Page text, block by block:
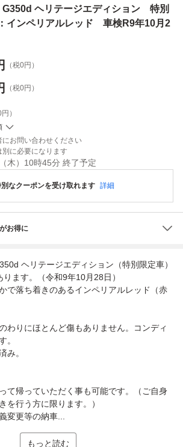
ル－フ/シート
タ－/Bluetoot
★G★W463★ゲ
レンデ★mercede
G350d ヘリテージエディション 特別
インペリアルレッド 車検R9年10月2
（税0円）
（税0円）
）
お問い合わせください
に必要になります
木）10時45分 終了予定
なクーポンを受け取れます 詳細
お得に
ヘリテージエディション（特別限定車）
ます。（令和9年10月28日）
で落ち着きのあるインペリアルレッド（赤
わりにほとんど傷もありません。コンディ
。
み。
て帰っていただく事も可能です。（ご自身
を行う方に限ります。）
変更等の納車...
もっと読む